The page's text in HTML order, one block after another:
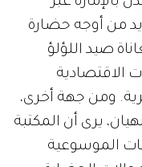
من أوجه حضارة
صيد اللؤلؤ
الاقتصادية
ومن جهة أخرى،
يرى أن المكتبة
الموسوعية